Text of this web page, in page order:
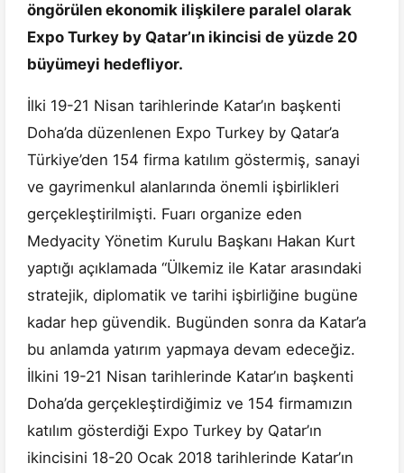
öngörülen ekonomik ilişkilere paralel olarak
Expo Turkey by Qatar’ın ikincisi de yüzde 20
büyümeyi hedefliyor.
İlki 19-21 Nisan tarihlerinde Katar’ın başkenti
Doha’da düzenlenen Expo Turkey by Qatar’a
Türkiye’den 154 firma katılım göstermiş, sanayi
ve gayrimenkul alanlarında önemli işbirlikleri
gerçekleştirilmişti. Fuarı organize eden
Medyacity Yönetim Kurulu Başkanı Hakan Kurt
yaptığı açıklamada “Ülkemiz ile Katar arasındaki
stratejik, diplomatik ve tarihi işbirliğine bugüne
kadar hep güvendik. Bugünden sonra da Katar’a
bu anlamda yatırım yapmaya devam edeceğiz.
İlkini 19-21 Nisan tarihlerinde Katar’ın başkenti
Doha’da gerçekleştirdiğimiz ve 154 firmamızın
katılım gösterdiği Expo Turkey by Qatar’ın
ikincisini 18-20 Ocak 2018 tarihlerinde Katar’ın